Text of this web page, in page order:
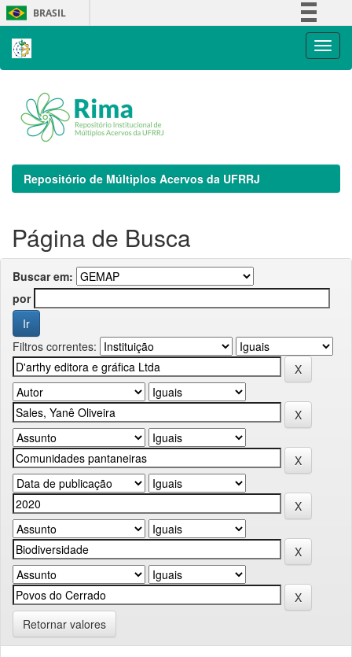
Skip
navigation
BRASIL
Repositório de Múltiplos Acervos da UFRRJ
Página de Busca
Buscar em:
por
Filtros correntes:
Retornar valores